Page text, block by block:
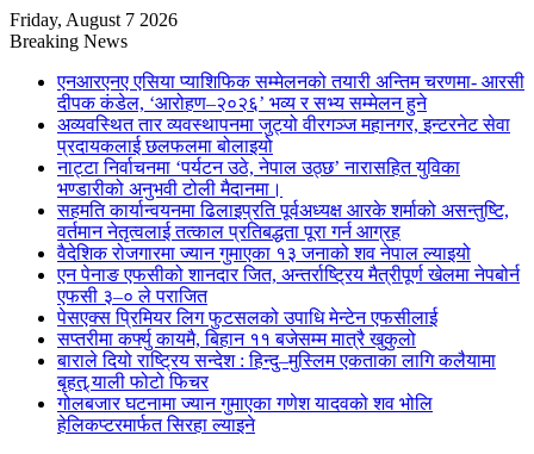
Friday, August 7 2026
Breaking News
एनआरएनए एसिया प्याशिफिक सम्मेलनको तयारी अन्तिम चरणमा- आरसी
दीपक कंडेल, ‘आरोहण–२०२६’ भव्य र सभ्य सम्मेलन हुने
अव्यवस्थित तार व्यवस्थापनमा जुट्यो वीरगञ्ज महानगर, इन्टरनेट सेवा
प्रदायकलाई छलफलमा बोलाइयो
नाट्टा निर्वाचनमा ‘पर्यटन उठे, नेपाल उठ्छ’ नारासहित युविका
भण्डारीको अनुभवी टोली मैदानमा।
सहमति कार्यान्वयनमा ढिलाइप्रति पूर्वअध्यक्ष आरके शर्माको असन्तुष्टि,
वर्तमान नेतृत्वलाई तत्काल प्रतिबद्धता पूरा गर्न आग्रह
वैदेशिक रोजगारमा ज्यान गुमाएका १३ जनाको शव नेपाल ल्याइयो
एन पेनाङ एफसीको शानदार जित, अन्तर्राष्ट्रिय मैत्रीपूर्ण खेलमा नेपबोर्न
एफसी ३–० ले पराजित
पेसएक्स प्रिमियर लिग फुटसलको उपाधि मेन्टेन एफसीलाई
सप्तरीमा कर्फ्यु कायमै, बिहान ११ बजेसम्म मात्रै खुकुलो
बाराले दियो राष्ट्रिय सन्देश : हिन्दु–मुस्लिम एकताका लागि कलैयामा
बृहत् र्‍याली फोटो फिचर
गोलबजार घटनामा ज्यान गुमाएका गणेश यादवको शव भोलि
हेलिकप्टरमार्फत सिरहा ल्याइने